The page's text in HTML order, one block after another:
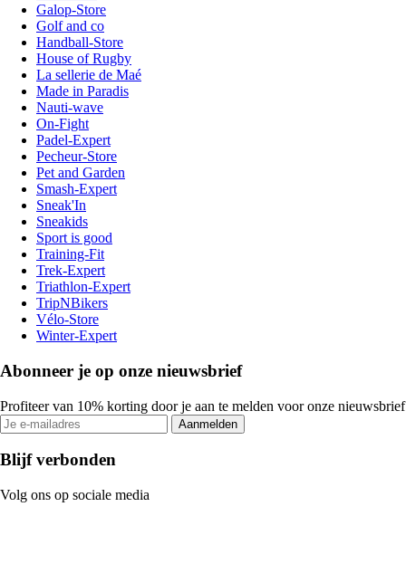
Galop-Store
Golf and co
Handball-Store
House of Rugby
La sellerie de Maé
Made in Paradis
Nauti-wave
On-Fight
Padel-Expert
Pecheur-Store
Pet and Garden
Smash-Expert
Sneak'In
Sneakids
Sport is good
Training-Fit
Trek-Expert
Triathlon-Expert
TripNBikers
Vélo-Store
Winter-Expert
Abonneer je op onze nieuwsbrief
Profiteer van 10% korting door je aan te melden voor onze nieuwsbrief
Aanmelden
Blijf verbonden
Volg ons op sociale media